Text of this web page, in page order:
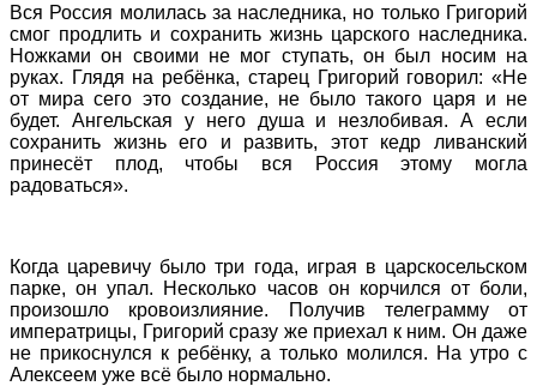
Вся Россия молилась за наследника, но только Григорий
смог продлить и сохранить жизнь царского наследника.
Ножками он своими не мог ступать, он был носим на
руках. Глядя на ребёнка, старец Григорий говорил: «Не
от мира сего это создание, не было такого царя и не
будет. Ангельская у него душа и незлобивая. А если
сохранить жизнь его и развить, этот кедр ливанский
принесёт плод, чтобы вся Россия этому могла
радоваться».
Когда царевичу было три года, играя в царскосельском
парке, он упал. Несколько часов он корчился от боли,
произошло кровоизлияние. Получив телеграмму от
императрицы, Григорий сразу же приехал к ним. Он даже
не прикоснулся к ребёнку, а только молился. На утро с
Алексеем уже всё было нормально.